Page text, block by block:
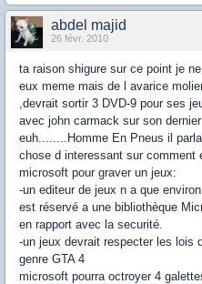
abdel majid
26 févr. 2010
ta raison shigure sur ce point je
eux meme mais de l avarice
,devrait sortir 3 DVD-9 pour ses
avec john carmack sur son
euh........Homme En Pneus il
chose d interessant sur comment
microsoft pour graver un jeux:
-un editeur de jeux n a que
est réservé a une bibliothèque
en rapport avec la securité.
-un jeux devrait respecter les lois
genre GTA 4
microsoft pourra octroyer 4